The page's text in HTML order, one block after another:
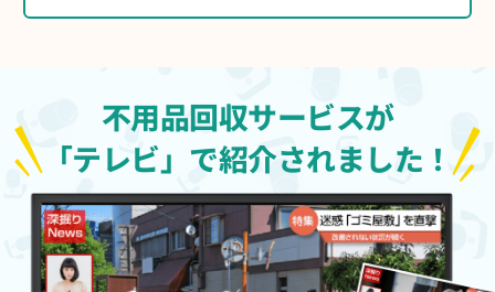
不用品回収サービスが
「テレビ」で紹介されました！